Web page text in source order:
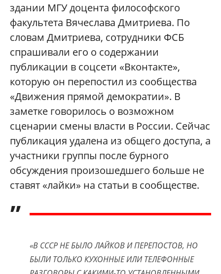
здании МГУ доцента философского
факультета Вячеслава Дмитриева. По
словам Дмитриева, сотрудники ФСБ
спрашивали его о содержании
публикации в соцсети «Вконтакте»,
которую он перепостил из сообщества
«Движения прямой демократии». В
заметке говорилось о возможном
сценарии смены власти в России. Сейчас
публикация удалена из общего доступа, а
участники группы после бурного
обсуждения произошедшего больше не
ставят «лайки» на статьи в сообществе.
„
«В СССР НЕ БЫЛО ЛАЙКОВ И ПЕРЕПОСТОВ, НО
БЫЛИ ТОЛЬКО КУХОННЫЕ ИЛИ ТЕЛЕФОННЫЕ